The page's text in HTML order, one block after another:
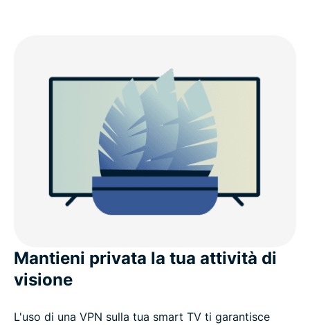
Mantieni privata la tua attività di
visione
L'uso di una VPN sulla tua smart TV ti garantisce